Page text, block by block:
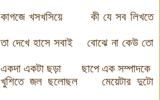
কাগজে খসখসিয়ে
কী যে সব লিখতে
তা দেখে হাসে সবাই
বোঝে না কেউ তো
একদা একটা ছড়া
ছাপে এক সম্পাদকে
খুশিতে জল ছলোছল
মেয়েটার দুটো